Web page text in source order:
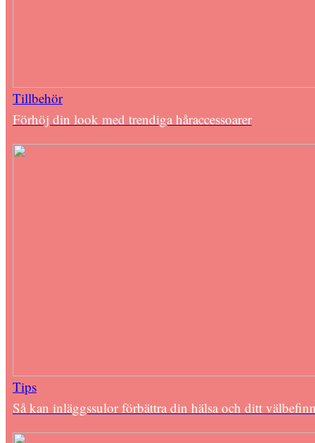
Tillbehör
Förhöj din look med trendiga håraccessoarer
Tips
Så kan inläggssulor förbättra din hälsa och ditt